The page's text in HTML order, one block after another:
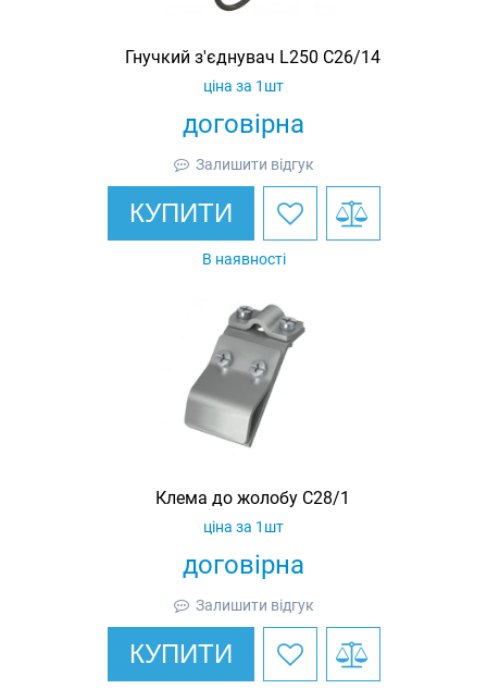
Гнучкий з'єднувач L250 C26/14
договірна
ціна за 1шт
Залишити відгук
КУПИТИ
В наявності
Клема до жолобу С28/1
договірна
ціна за 1шт
Залишити відгук
КУПИТИ